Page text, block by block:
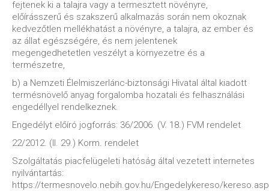
fejtenek ki a talajra vagy a termesztett növényre,
előírásszerű és szakszerű alkalmazás során nem okoznak
kedvezőtlen mellékhatást a növényre, a talajra, az ember és
az állat egészségére, és nem jelentenek
megengedhetetlen veszélyt a környezetre és a
természetre,
b) a Nemzeti Élelmiszerlánc-biztonsági Hivatal által kiadott
termésnövelő anyag forgalomba hozatali és felhasználási
engedéllyel rendelkeznek.
Engedélyt előíró jogforrás: 36/2006. (V. 18.) FVM rendelet
22/2012. (II. 29.) Korm. rendelet
Szolgáltatás piacfelügeleti hatóság által vezetett internetes
nyilvántartás:
https://termesnovelo.nebih.gov.hu/Engedelykereso/